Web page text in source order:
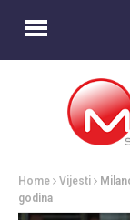
Home Vijesti
godina